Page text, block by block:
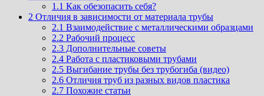
1.1 Как обезопасить себя?
2 Отличия в зависимости от материала трубы
2.1 Взаимодействие с металлическими образцами
2.2 Рабочий процесс
2.3 Дополнительные советы
2.4 Работа с пластиковыми трубами
2.5 Выгибание трубы без трубогиба (видео)
2.6 Отличия труб из разных видов пластика
2.7 Похожие статьи